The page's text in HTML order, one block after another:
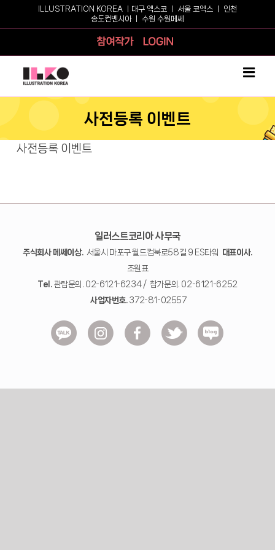
ILLUSTRATION KOREA ㅣ 대구 엑스코 서울 코엑스
인천
송도컨벤시아ㅣ 수원 수원메쎄
참여작가
사전등록 이벤트
사전등록 이벤트
일러스트코리아 사무국
주식회사 메쎄이상.서울시 마포구 월드컵북로58길 9 ES타워
대표이사.
조원표
Tel.관람문의. 02-6121-6234 / 참가문의. 02-6121-6252
사업자번호.372-81-02557